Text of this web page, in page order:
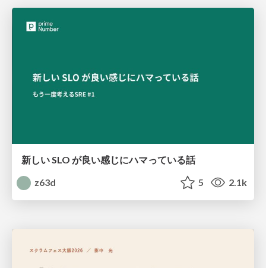
新しい SLO が良い感じにハマっている話
z63d
5 2.1k